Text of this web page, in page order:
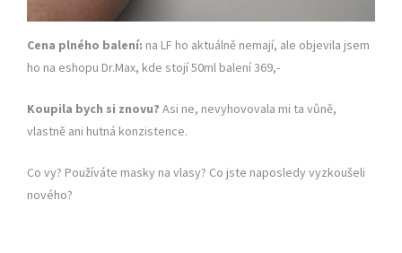
Cena plného balení: na LF ho aktuálně nemají, ale objevila jsem
ho na eshopu Dr.Max, kde stojí 50ml balení 369,-
Koupila bych si znovu? Asi ne, nevyhovovala mi ta vůně,
vlastně ani hutná konzistence.
Co vy? Používáte masky na vlasy? Co jste naposledy vyzkoušeli
nového?